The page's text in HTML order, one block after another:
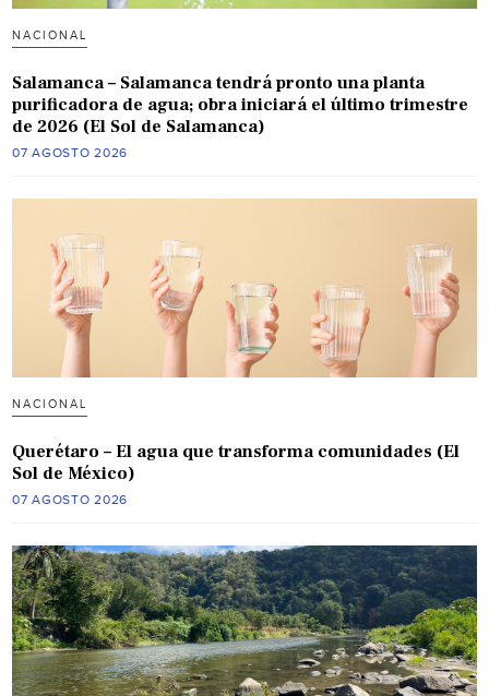
NACIONAL
Salamanca – Salamanca tendrá pronto una planta
purificadora de agua; obra iniciará el último trimestre
de 2026 (El Sol de Salamanca)
07 AGOSTO 2026
NACIONAL
Querétaro – El agua que transforma comunidades (El
Sol de México)
07 AGOSTO 2026